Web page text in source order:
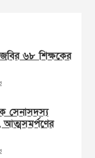
জবির ৬৮ শিক্ষকের
সেনাসদস্য
আত্মসমর্পণের